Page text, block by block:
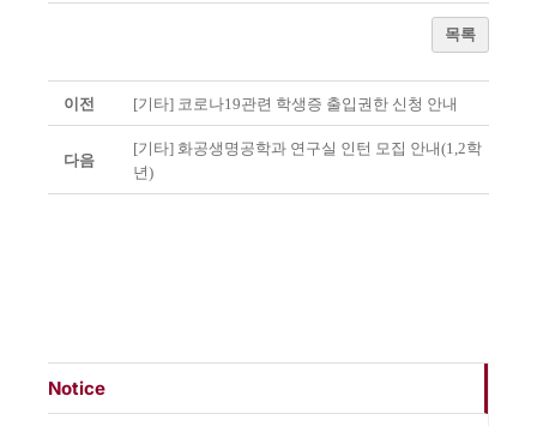
목록
이전 [기타] 코로나19관련 학생증 출입권한 신청 안내
다음
[기타] 화공생명공학과 연구실 인턴 모집 안내(1,2학
년)
Notice